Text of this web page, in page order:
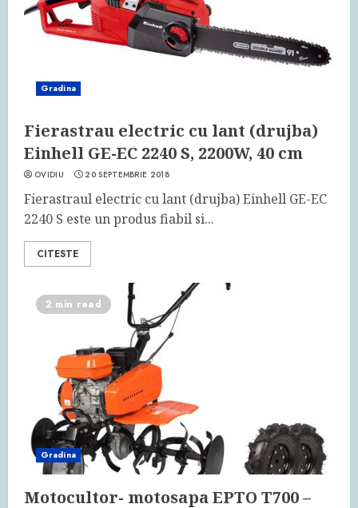
Gradina
Fierastrau electric cu lant (drujba)
Einhell GE-EC 2240 S, 2200W, 40 cm
OVIDIU 20 SEPTEMBRIE 2018
Fierastraul electric cu lant (drujba) Einhell GE-EC
2240 S este un produs fiabil si...
CITESTE
2 min read
Gradina
Motocultor- motosapa EPTO T700 –